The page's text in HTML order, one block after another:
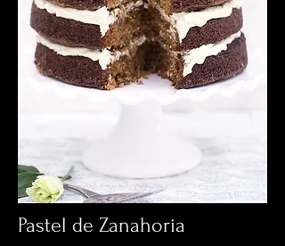
Pastel de Zanahoria